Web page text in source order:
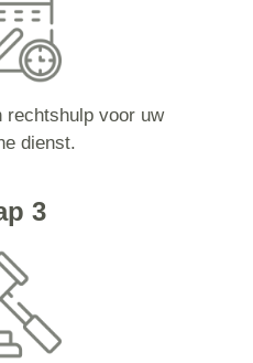
rechtshulp voor uw
dienst.
3